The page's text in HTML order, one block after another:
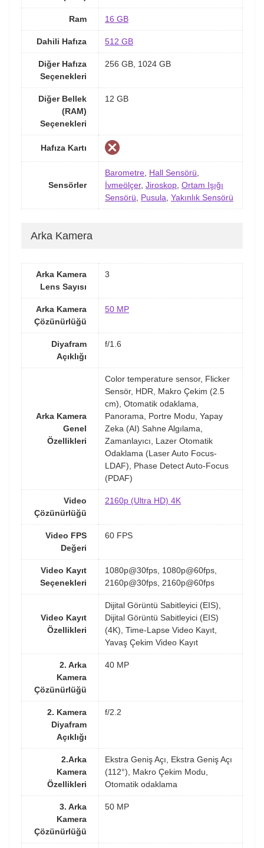
Ram 16 GB
Dahili Hafıza 512 GB
Diğer Hafıza
Seçenekleri
256 GB, 1024 GB
Diğer Bellek
(RAM)
Seçenekleri
12 GB
Hafıza Kartı
Sensörler
Barometre Hall Sensörü
İvmeölçer, Jiroskop Ortam Işığı
Sensörü
Pusula Yakınlık Sensörü
Arka Kamera
Arka Kamera
Lens Sayısı
3
Arka Kamera
Çözünürlüğü
50 MP
Diyafram
Açıklığı
f/1.6
Arka Kamera
Genel
Özellikleri
Color temperature sensor, Flicker
Sensör, HDR, Makro Çekim (2.5
cm), Otomatik odaklama,
Panorama, Portre Modu, Yapay
Zeka (AI) Sahne Algılama,
Zamanlayıcı, Lazer Otomatik
Odaklama (Laser Auto Focus-
LDAF), Phase Detect Auto-Focus
(PDAF)
Video
Çözünürlüğü
2160p (Ultra HD) 4K
Video FPS
Değeri
60 FPS
Video Kayıt
Seçenekleri
1080p@30fps, 1080p@60fps,
2160p@30fps, 2160p@60fps
Video Kayıt
Özellikleri
Dijital Görüntü Sabitleyici (EIS),
Dijital Görüntü Sabitleyici (EIS)
(4K), Time-Lapse Video Kayıt,
Yavaş Çekim Video Kayıt
2. Arka
Kamera
Çözünürlüğü
40 MP
2. Kamera
Diyafram
Açıklığı
f/2.2
2.Arka
Kamera
Özellikleri
Ekstra Geniş Açı, Ekstra Geniş Açı
(112°), Makro Çekim Modu,
Otomatik odaklama
3. Arka
Kamera
Çözünürlüğü
50 MP